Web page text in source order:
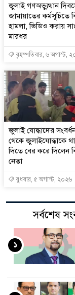
জুলাই গণঅভ্যুত্থান
জামায়াতের কর্মসূচিতে
হামলা, ভিডিও করায়
মারধর
বৃহস্পতিবার, ৬ অগাস্ট,
জুলাই যোদ্ধাদের
থেকে জুলাইযোদ্ধাকে
দিতে বের করে দিলেন
নেতা
বুধবার, ৫ অগাস্ট, ২০২৬
সর্বশেষ
১